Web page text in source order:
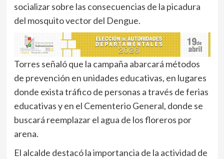
socializar sobre las consecuencias de la picadura
del mosquito vector del Dengue.
Torres señaló que la campaña abarcará métodos
de prevención en unidades educativas, en lugares
donde exista tráfico de personas a través de ferias
educativas y en el Cementerio General, donde se
buscará reemplazar el agua de los floreros por
arena.
El alcalde destacó la importancia de la actividad de